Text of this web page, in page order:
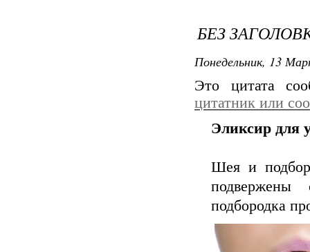
БЕЗ
Понедельник, 13
Это цитата
цитатник или
Эликсир для
Шея и
подбородка